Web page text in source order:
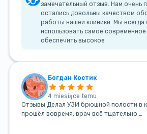
замечательный отзыв. Нам очень
остались довольны качеством
работы нашей клиники. Мы всегда
использовать самое
обеспечить высокое
Богдан Костик
4 miesiące temu
Отзывы Делал УЗИ брюшной полости в
прошёл вовремя, врач всё тщательно …